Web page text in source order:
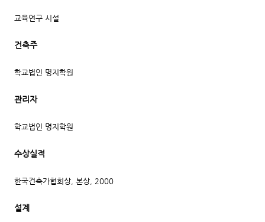
교육연구 시설
건축주
학교법인 명지학원
관리자
학교법인 명지학원
수상실적
한국건축가협회상, 본상, 2000
설계